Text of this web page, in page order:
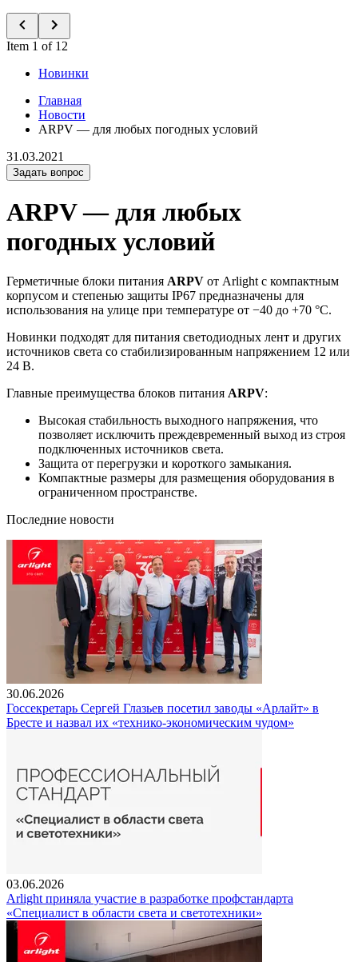
Item 1 of 12
Новинки
Главная
Новости
ARPV — для любых погодных условий
31.03.2021
Задать вопрос
ARPV — для любых
погодных условий
Герметичные блоки питания ARPV от Arlight с компактным
корпусом и степенью защиты IP67 предназначены для
использования на улице при температуре от −40 до +70 °С.
Новинки подходят для питания светодиодных лент и других
источников света со стабилизированным напряжением 12 или
24 В.
Главные преимущества блоков питания ARPV:
Высокая стабильность выходного напряжения, что
позволяет исключить преждевременный выход из строя
подключенных источников света.
Защита от перегрузки и короткого замыкания.
Компактные размеры для размещения оборудования в
ограниченном пространстве.
Последние новости
30.06.2026
Госсекретарь Сергей Глазьев посетил заводы «Арлайт» в
Бресте и назвал их «технико-экономическим чудом»
03.06.2026
Arlight приняла участие в разработке профстандарта
«Специалист в области света и светотехники»